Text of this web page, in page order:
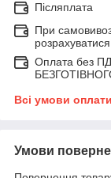
Післяплата
При
Оплата без
Всі умови оплати
Умови